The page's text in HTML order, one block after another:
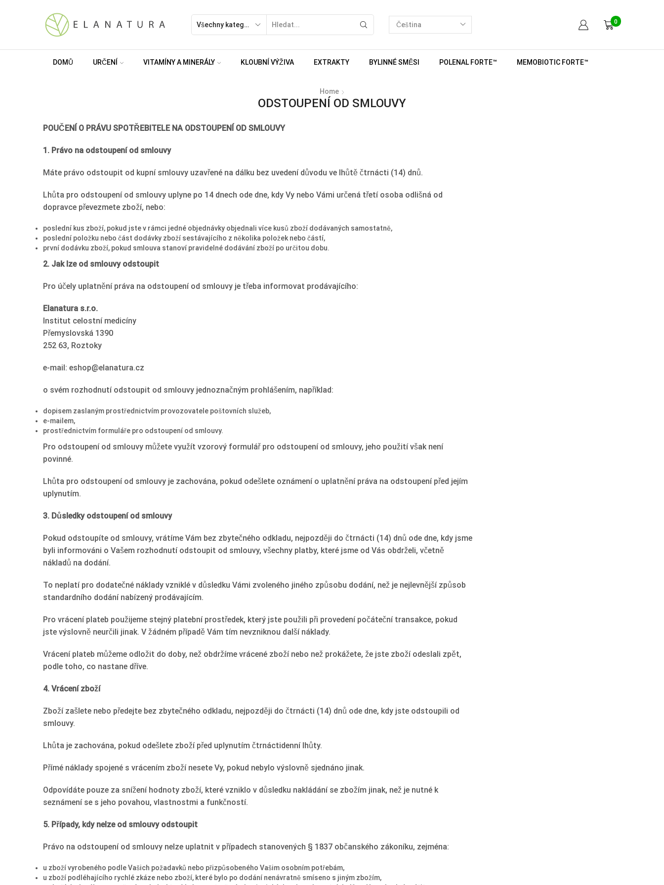
0
DOMŮ URČENÍ VITAMÍNY A MINERÁLY KLOUBNÍ VÝŽIVA EXTRAKTY BYLINNÉ SMĚSI POLENAL FORTE™ MEMOBIOTIC FORTE™
Home
ODSTOUPENÍ OD SMLOUVY
POUČENÍ O PRÁVU SPOTŘEBITELE NA ODSTOUPENÍ OD SMLOUVY
1. Právo na odstoupení od smlouvy
Máte právo odstoupit od kupní smlouvy uzavřené na dálku bez uvedení důvodu ve lhůtě čtrnácti (14) dnů.
Lhůta pro odstoupení od smlouvy uplyne po 14 dnech ode dne, kdy Vy nebo Vámi určená třetí osoba odlišná od
dopravce převezmete zboží, nebo:
poslední kus zboží, pokud jste v rámci jedné objednávky objednali více kusů zboží dodávaných samostatně,
poslední položku nebo část dodávky zboží sestávajícího z několika položek nebo částí,
první dodávku zboží, pokud smlouva stanoví pravidelné dodávání zboží po určitou dobu.
2. Jak lze od smlouvy odstoupit
Pro účely uplatnění práva na odstoupení od smlouvy je třeba informovat prodávajícího:
Elanatura s.r.o.
Institut celostní medicíny
Přemyslovská 1390
252 63, Roztoky
e-mail: eshop@elanatura.cz
o svém rozhodnutí odstoupit od smlouvy jednoznačným prohlášením, například:
dopisem zaslaným prostřednictvím provozovatele poštovních služeb,
e-mailem,
prostřednictvím formuláře pro odstoupení od smlouvy.
Pro odstoupení od smlouvy můžete využít vzorový formulář pro odstoupení od smlouvy, jeho použití však není
povinné.
Lhůta pro odstoupení od smlouvy je zachována, pokud odešlete oznámení o uplatnění práva na odstoupení před jejím
uplynutím.
3. Důsledky odstoupení od smlouvy
Pokud odstoupíte od smlouvy, vrátíme Vám bez zbytečného odkladu, nejpozději do čtrnácti (14) dnů ode dne, kdy jsme
byli informováni o Vašem rozhodnutí odstoupit od smlouvy, všechny platby, které jsme od Vás obdrželi, včetně
nákladů na dodání.
To neplatí pro dodatečné náklady vzniklé v důsledku Vámi zvoleného jiného způsobu dodání, než je nejlevnější způsob
standardního dodání nabízený prodávajícím.
Pro vrácení plateb použijeme stejný platební prostředek, který jste použili při provedení počáteční transakce, pokud
jste výslovně neurčili jinak. V žádném případě Vám tím nevzniknou další náklady.
Vrácení plateb můžeme odložit do doby, než obdržíme vrácené zboží nebo než prokážete, že jste zboží odeslali zpět,
podle toho, co nastane dříve.
4. Vrácení zboží
Zboží zašlete nebo předejte bez zbytečného odkladu, nejpozději do čtrnácti (14) dnů ode dne, kdy jste odstoupili od
smlouvy.
Lhůta je zachována, pokud odešlete zboží před uplynutím čtrnáctidenní lhůty.
Přímé náklady spojené s vrácením zboží nesete Vy, pokud nebylo výslovně sjednáno jinak.
Odpovídáte pouze za snížení hodnoty zboží, které vzniklo v důsledku nakládání se zbožím jinak, než je nutné k
seznámení se s jeho povahou, vlastnostmi a funkčností.
5. Případy, kdy nelze od smlouvy odstoupit
Právo na odstoupení od smlouvy nelze uplatnit v případech stanovených § 1837 občanského zákoníku, zejména:
u zboží vyrobeného podle Vašich požadavků nebo přizpůsobeného Vašim osobním potřebám,
u zboží podléhajícího rychlé zkáze nebo zboží, které bylo po dodání nenávratně smíseno s jiným zbožím,